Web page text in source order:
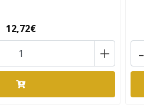
12,72€
+ -